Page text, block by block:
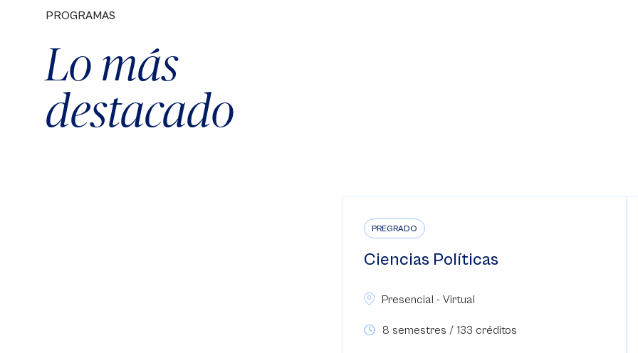
PROGRAMAS
Lo más
destacado
PREGRADO
Ciencias Políticas
Presencial - Virtual
8 semestres / 133 créditos